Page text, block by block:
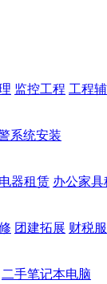
监控工程 工程
系统安装
器租赁 办公家具
团建拓展 财税
二手笔记本电脑